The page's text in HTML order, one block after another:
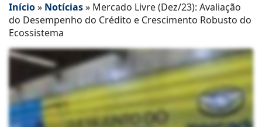
Início» Notícias» Mercado Livre (Dez/23): Avaliação
do Desempenho do Crédito e Crescimento Robusto do
Ecossistema